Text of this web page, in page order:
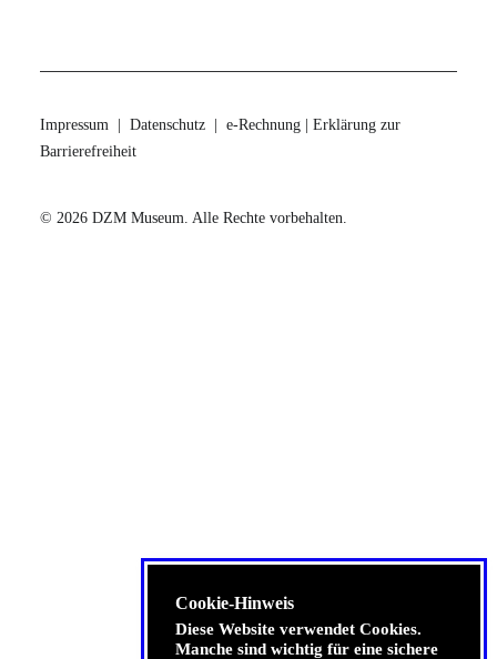
Cookie-Hinweis
Diese Website verwendet Cookies.
Manche sind wichtig für eine sichere
Impressum Datenschutz e-Rechnung
Erklärung zur
Barrierefreiheit
© 2026 DZM Museum. Alle Rechte vorbehalten.